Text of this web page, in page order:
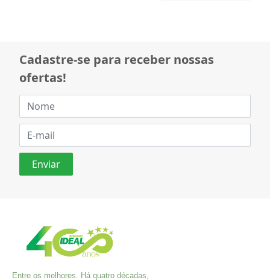
Cadastre-se para receber nossas
ofertas!
Entre os melhores. Há quatro décadas,